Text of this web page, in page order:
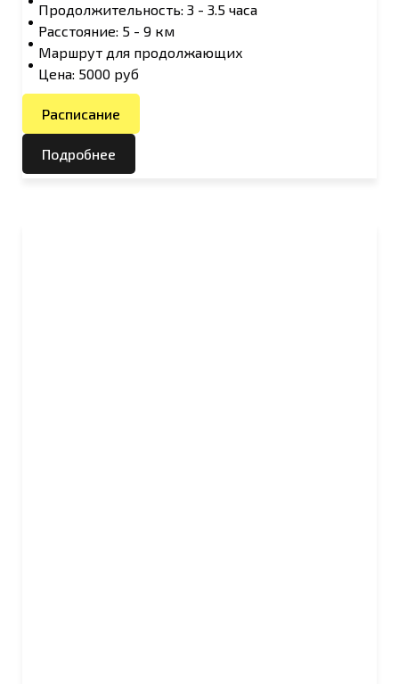
Продолжительность: 3 - 3.5 часа
Расстояние: 5 - 9 км
Маршрут для продолжающих
Цена: 5000 руб
Расписание
Подробнее